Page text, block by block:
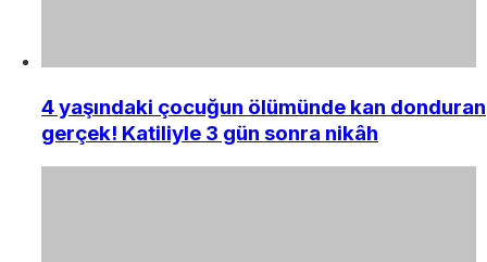
4 yaşındaki çocuğun ölümünde kan donduran
gerçek! Katiliyle 3 gün sonra nikâh